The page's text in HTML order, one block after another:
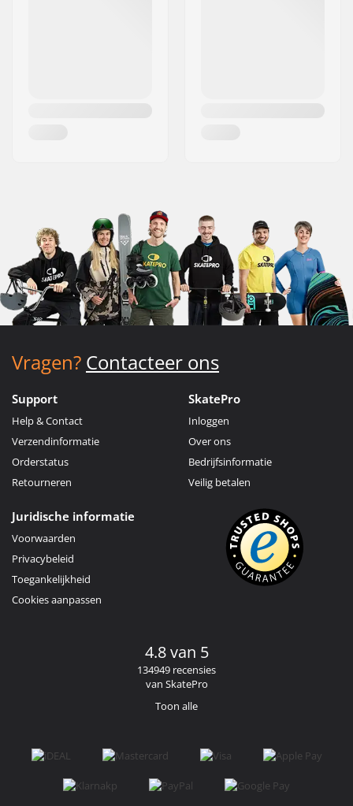
Vragen? Contacteer ons
Support
Help & Contact
Verzendinformatie
Orderstatus
Retourneren
SkatePro
Inloggen
Over ons
Bedrijfsinformatie
Veilig betalen
Juridische informatie
Voorwaarden
Privacybeleid
Toegankelijkheid
Cookies aanpassen
4.8 van 5
134949 recensies
van SkatePro
Toon alle